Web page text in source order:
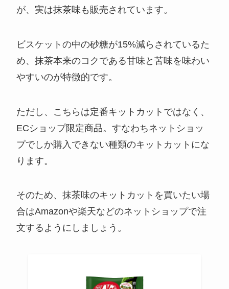
が、実は抹茶味も販売されています。
ビスケットの中の砂糖が15%減らされているた
め、抹茶本来のコクである甘味と苦味を味わい
やすいのが特徴的です。
ただし、こちらは定番キットカットではなく、
ECショップ限定商品。すなわちネットショッ
プでしか購入できない種類のキットカットにな
ります。
そのため、抹茶味のキットカットを買いたい場
合はAmazonや楽天などのネットショップで注
文するようにしましょう。